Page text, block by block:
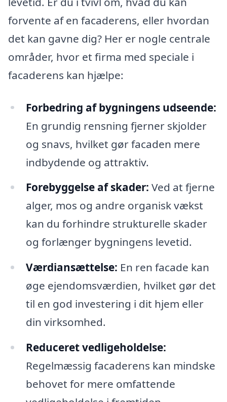
forvente af en facaderens, eller hvordan
det kan gavne dig? Her er nogle centrale
områder, hvor et firma med speciale i
facaderens kan hjælpe:
Forbedring af bygningens udseende:
En grundig rensning fjerner skjolder
og snavs, hvilket gør facaden mere
indbydende og attraktiv.
Forebyggelse af skader: Ved at fjerne
alger, mos og andre organisk vækst
kan du forhindre strukturelle skader
og forlænger bygningens levetid.
Værdiansættelse: En ren facade kan
øge ejendomsværdien, hvilket gør det
til en god investering i dit hjem eller
din virksomhed.
Reduceret vedligeholdelse:
Regelmæssig facaderens kan mindske
behovet for mere omfattende